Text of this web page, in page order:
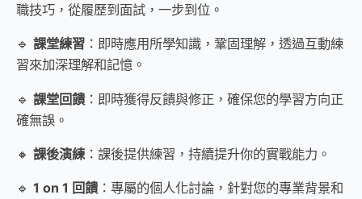
職技巧，從履歷到面試，一步到位。
🔹 課堂練習 ：即時應用所學知識，鞏固理解，透過互動練
習來加深理解和記憶。
🔹 課堂回饋：即時獲得反饋與修正，確保您的學習方向正
確無誤。
🔸 課後演練 ：課後提供練習，持續提升你的實戰能力。
🔹 1 on 1 回饋：專屬的個人化討論，針對您的專業背景和